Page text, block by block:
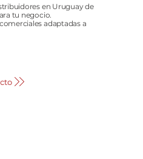
en Uruguay de
tu negocio.
adaptadas a